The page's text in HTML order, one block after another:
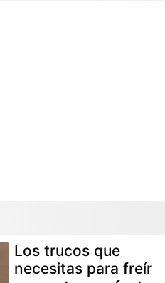
Los trucos que
necesitas para freír